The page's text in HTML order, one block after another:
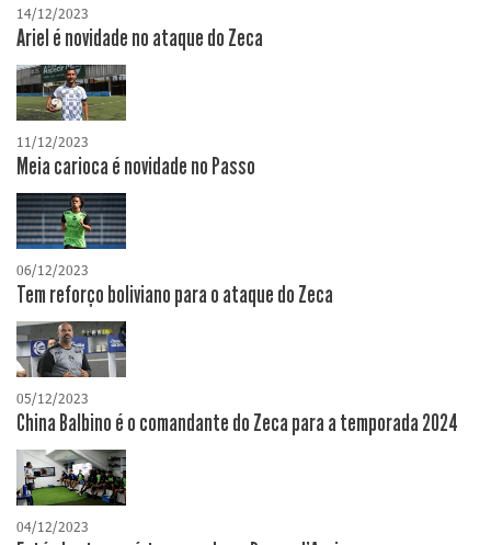
14/12/2023
Ariel é novidade no ataque do Zeca
11/12/2023
Meia carioca é novidade no Passo
06/12/2023
Tem reforço boliviano para o ataque do Zeca
05/12/2023
China Balbino é o comandante do Zeca para a temporada 2024
04/12/2023